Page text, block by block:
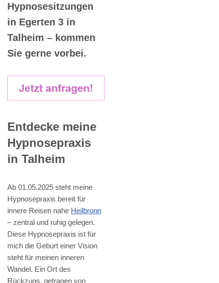
Hypnosesitzungen
in Egerten 3 in
Talheim – kommen
Sie gerne vorbei.
Entdecke meine
Hypnosepraxis
in Talheim
Ab 01.05.2025 steht meine
Hypnosepraxis bereit für
innere Reisen nahe Heilbronn
– zentral und ruhig gelegen.
Diese Hypnosepraxis ist für
mich die Geburt einer Vision
steht für meinen inneren
Wandel. Ein Ort des
Rückzugs, getragen von